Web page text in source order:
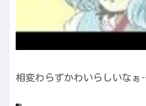
相変わらずかわいらしいなぁ